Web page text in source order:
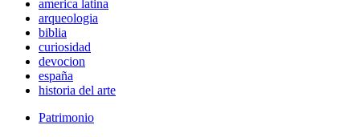
america latina
arqueologia
biblia
curiosidad
devocion
españa
historia del arte
Patrimonio